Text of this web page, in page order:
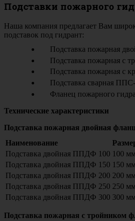
Подставки пожарного
Наша компания предлагает Вам
подставок под гидрант:
Подставка пожарная
Подставка пожарная с
Подставка пожарная с
Подставка сварная
Фланец пожарного
Технические характеристики
Подставка пожарная двойная
Наименование
Подставка двойная ППДФ 100 100 мм
Подставка двойная ППДФ 150 150 мм
Подставка двойная ППДФ 200 200 мм
Подставка двойная ППДФ 250 250 мм
Подставка двойная ППДФ 300 300 мм
Подставка пожарная с тройником